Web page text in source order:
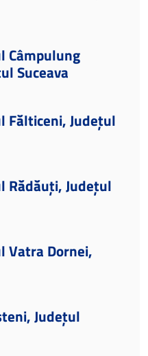
Câmpulung
Suceava
Fălticeni, Județul
Rădăuți, Județul
Vatra Dornei,
Județul